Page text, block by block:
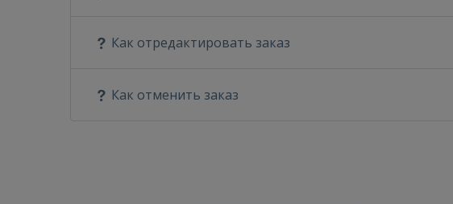
Как отредактировать заказ
Как отменить заказ